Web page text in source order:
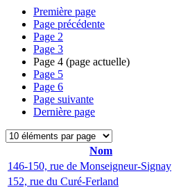
Première page
Page précédente
Page 2
Page 3
Page 4 (page actuelle)
Page 5
Page 6
Page suivante
Dernière page
Nom
146-150, rue de Monseigneur-Signay
152, rue du Curé-Ferland